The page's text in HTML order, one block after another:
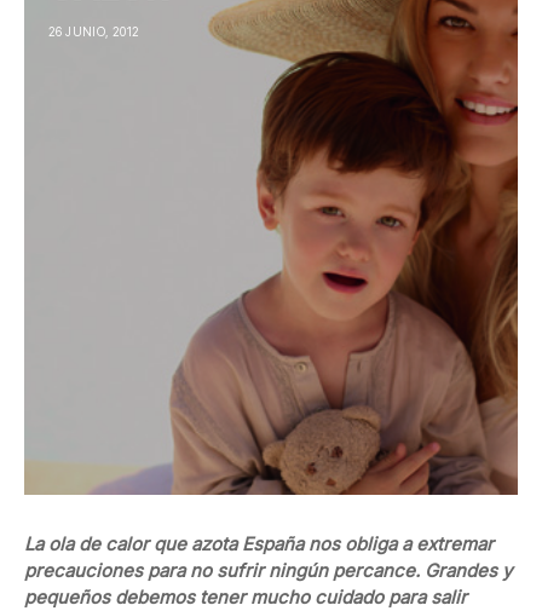
26 JUNIO, 2012
La ola de calor que azota España nos obliga a extremar
precauciones para no sufrir ningún percance. Grandes y
pequeños debemos tener mucho cuidado para salir